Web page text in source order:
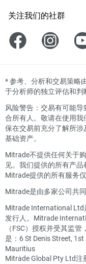
关注我们的社群
*参考、分析和交易策略
于分析师的独立评估和判
风险警告：交易有可能
合所有人。敬请在使用
保在交易前充分了解所
基础资产。
Mitrade不提供任何关于
见。我们提供的所有产品
Mitrade提供的所有服务
Mitrade是由多家公司共
Mitrade International
发行人。Mitrade
（FSC）授权并受其监
是：6 St Denis Street,
Mauritius
Mitrade Global Pty Ltd注